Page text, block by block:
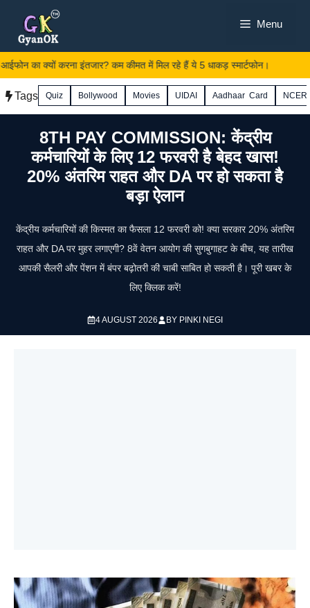
content
Menu
का क्यों करना इंतजार? कम कीमत में मिल रहे हैं ये 5 धाकड़ स्मार्टफोन।
Tags Quiz Bollywood Movies UIDAI Aadhaar Card
8TH PAY COMMISSION: केंद्रीय
कर्मचारियों के लिए 12 फरवरी है बेहद खास!
20% अंतरिम राहत और DA पर हो सकता है
बड़ा ऐलान
केंद्रीय कर्मचारियों की किस्मत का फैसला 12 फरवरी को! क्या सरकार 20% अंतरिम
राहत और DA पर मुहर लगाएगी? 8वें वेतन आयोग की सुगबुगाहट के बीच, यह तारीख
आपकी सैलरी और पेंशन में बंपर बढ़ोतरी की चाबी साबित हो सकती है। पूरी खबर के
लिए क्लिक करें!
4 AUGUST 2026 BY PINKI NEGI